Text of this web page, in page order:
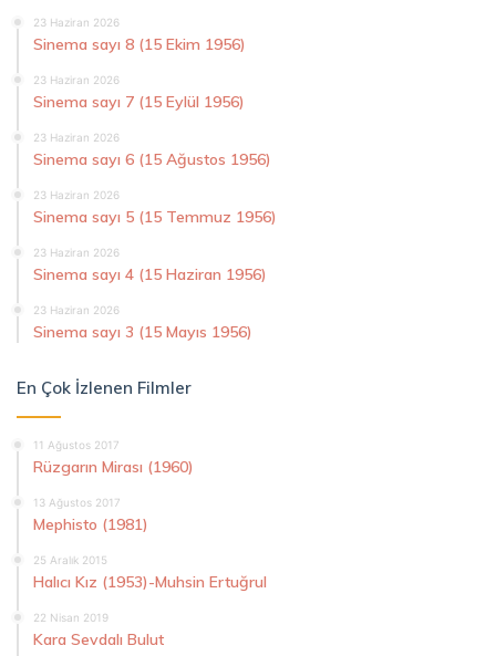
23 Haziran 2026
Sinema sayı 8 (15 Ekim 1956)
23 Haziran 2026
Sinema sayı 7 (15 Eylül 1956)
23 Haziran 2026
Sinema sayı 6 (15 Ağustos 1956)
23 Haziran 2026
Sinema sayı 5 (15 Temmuz 1956)
23 Haziran 2026
Sinema sayı 4 (15 Haziran 1956)
23 Haziran 2026
Sinema sayı 3 (15 Mayıs 1956)
En Çok İzlenen Filmler
11 Ağustos 2017
Rüzgarın Mirası (1960)
13 Ağustos 2017
Mephisto (1981)
25 Aralık 2015
Halıcı Kız (1953)-Muhsin Ertuğrul
22 Nisan 2019
Kara Sevdalı Bulut